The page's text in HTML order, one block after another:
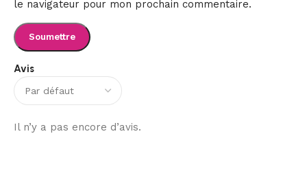
Avis
Il n’y a pas encore d’avis.
le navigateur pour mon prochain commentaire.